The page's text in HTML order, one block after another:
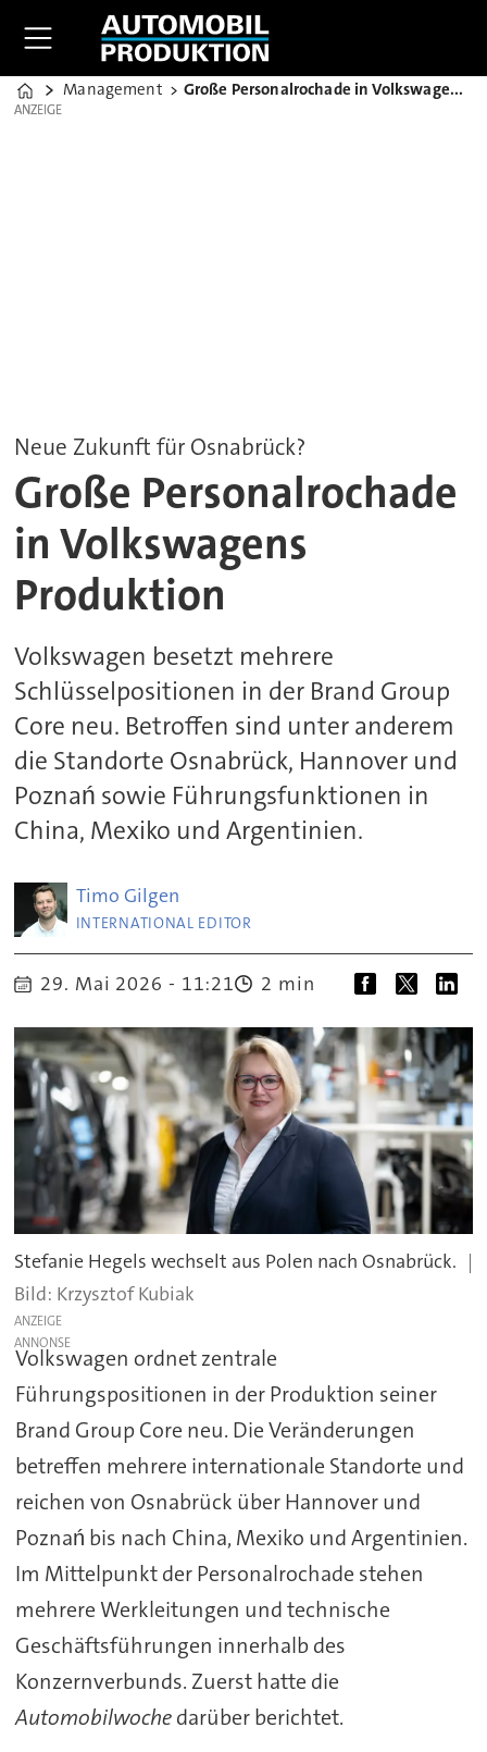
Home
Management Große Personalrochade in Volkswagens Produktion
ANZEIGE
ANZEIGE
Neue Zukunft für Osnabrück?
Große Personalrochade
in Volkswagens
Produktion
Volkswagen besetzt mehrere
Schlüsselpositionen in der Brand Group
Core neu. Betroffen sind unter anderem
die Standorte Osnabrück, Hannover und
Poznań sowie Führungsfunktionen in
China, Mexiko und Argentinien.
Timo Gilgen
INTERNATIONAL EDITOR
29. Mai 2026 - 11:21 2 min
Stefanie Hegels wechselt aus Polen nach Osnabrück.
Krzysztof Kubiak
ANZEIGE
Volkswagen ordnet zentrale
Führungspositionen in der Produktion seiner
Brand Group Core neu. Die Veränderungen
betreffen mehrere internationale Standorte und
reichen von Osnabrück über Hannover und
Poznań bis nach China, Mexiko und Argentinien.
Im Mittelpunkt der Personalrochade stehen
mehrere Werkleitungen und technische
Geschäftsführungen innerhalb des
Konzernverbunds. Zuerst hatte die
Automobilwochedarüber berichtet.